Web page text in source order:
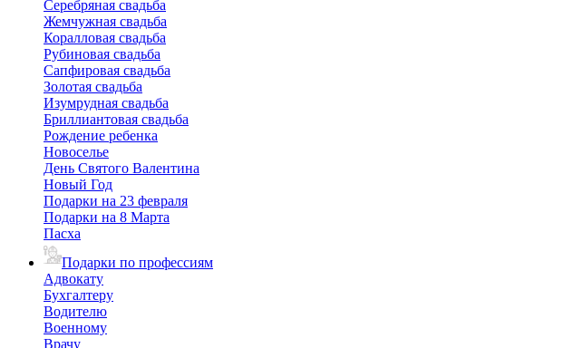
Серебряная свадьба
Жемчужная свадьба
Коралловая свадьба
Рубиновая свадьба
Сапфировая свадьба
Золотая свадьба
Изумрудная свадьба
Бриллиантовая свадьба
Рождение ребенка
Новоселье
День Святого Валентина
Новый Год
Подарки на 23 февраля
Подарки на 8 Марта
Пасха
Подарки по профессиям
Адвокату
Бухгалтеру
Водителю
Военному
Врачу